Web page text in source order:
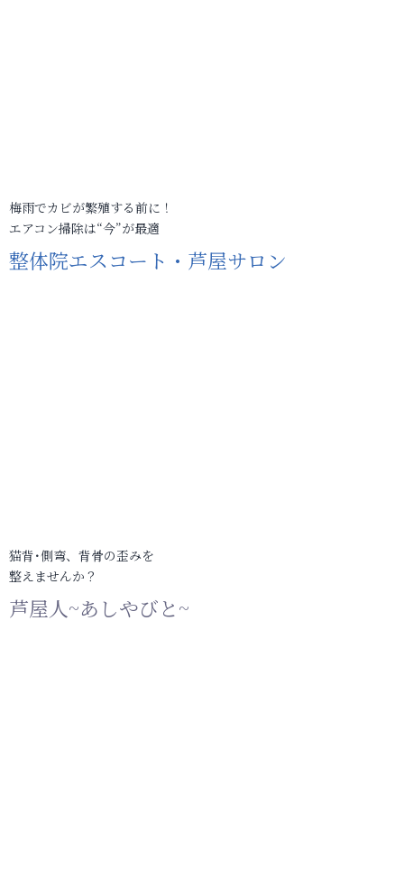
梅雨でカビが繁殖する前に！
エアコン掃除は“今”が最適
整体院エスコート・芦屋サロン
猫背･側弯、背骨の歪みを
整えませんか？
芦屋人~あしやびと~